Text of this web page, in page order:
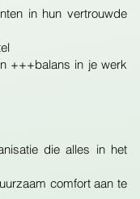
in hun vertrouwde
+++balans in je werk
die alles in het
comfort aan te